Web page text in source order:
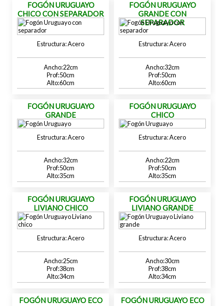
FOGÓN URUGUAYO
CHICO CON SEPARADOR
Acero
22
50
60
FOGÓN URUGUAYO
GRANDE CON
SEPARADOR
Acero
32
50
60
FOGÓN URUGUAYO
GRANDE
Acero
32
50
35
FOGÓN URUGUAYO
CHICO
Acero
22
50
35
FOGÓN URUGUAYO
LIVIANO CHICO
Acero
25
38
34
FOGÓN URUGUAYO
LIVIANO GRANDE
Acero
30
38
34
FOGÓN URUGUAYO ECO
FOGÓN URUGUAYO ECO